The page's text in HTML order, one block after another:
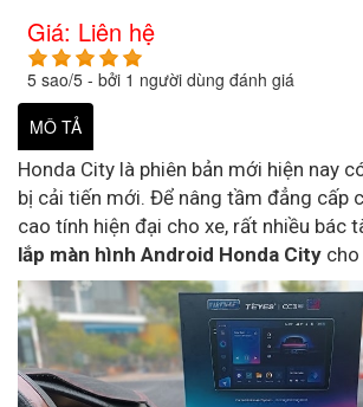
Giá: Liên hệ
5 sao/5 - bởi 1 người dùng đánh giá
MÔ TẢ
Honda City là phiên bản mới hiện nay
bị cải tiến mới. Để nâng tầm đẳng cấp
cao tính hiện đại cho xe, rất nhiều bác
lắp màn hình Android Honda City cho